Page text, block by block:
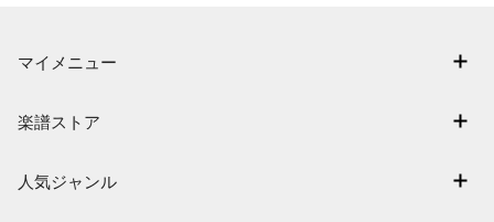
マイメニュー
退会はこちら
楽譜ストア
人気ジャンル